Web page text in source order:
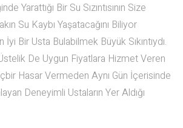
Yarattığı Bir Su Sızıntısının Size
Su Kaybı Yaşatacağını Biliyor
Bir Usta Bulabilmek Büyük Sıkıntıydı.
De Uygun Fiyatlara Hizmet Veren
Hasar Vermeden Aynı Gün İçerisinde
Deneyimli Ustaların Yer Aldığı